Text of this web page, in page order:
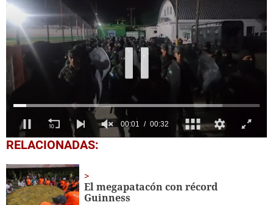
0
seconds
32
seconds
RELACIONADAS:
El megapatacón con récord
Guinness